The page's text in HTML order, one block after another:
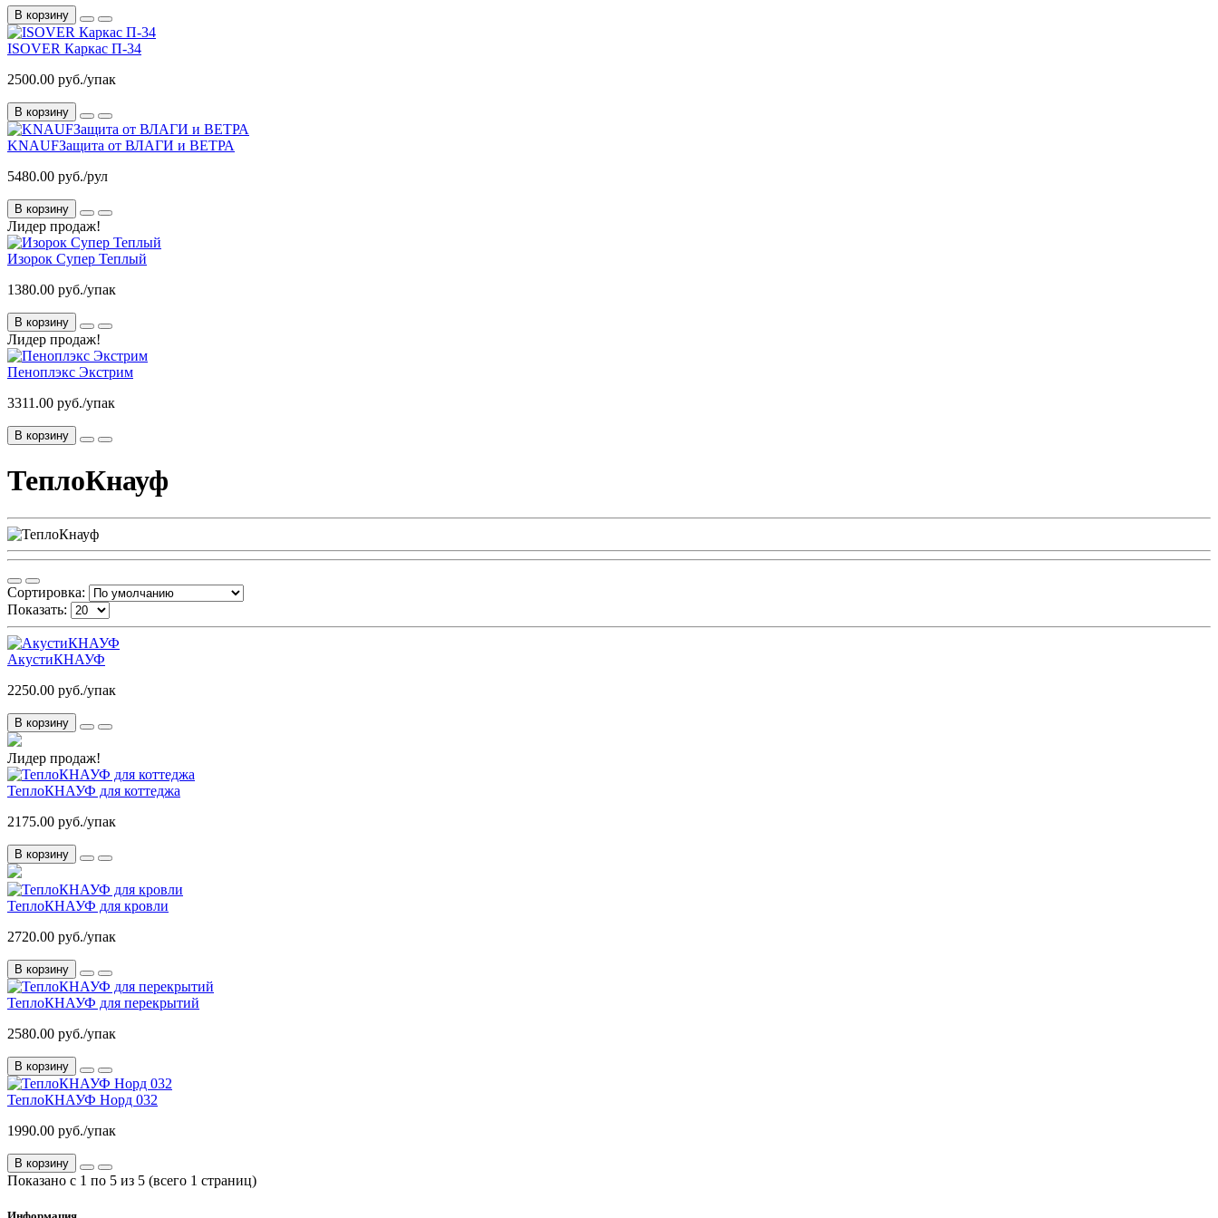
В корзину
ISOVER Каркас П-34
2500.00 руб./упак
В корзину
KNAUFЗащита от ВЛАГИ и ВЕТРА
5480.00 руб./рул
В корзину
Лидер продаж!
Изорок Супер Теплый
1380.00 руб./упак
В корзину
Лидер продаж!
Пеноплэкс Экстрим
3311.00 руб./упак
В корзину
ТеплоКнауф
Сортировка:
Показать:
АкустиКНАУФ
2250.00 руб./упак
В корзину
Лидер продаж!
ТеплоКНАУФ для коттеджа
2175.00 руб./упак
В корзину
ТеплоКНАУФ для кровли
2720.00 руб./упак
В корзину
ТеплоКНАУФ для перекрытий
2580.00 руб./упак
В корзину
ТеплоКНАУФ Норд 032
1990.00 руб./упак
В корзину
Показано с 1 по 5 из 5 (всего 1 страниц)